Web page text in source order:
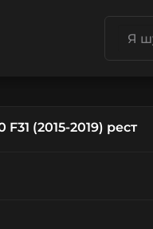
(2015-2019) рест